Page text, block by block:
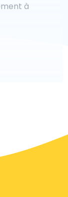
à
que nous
transfert